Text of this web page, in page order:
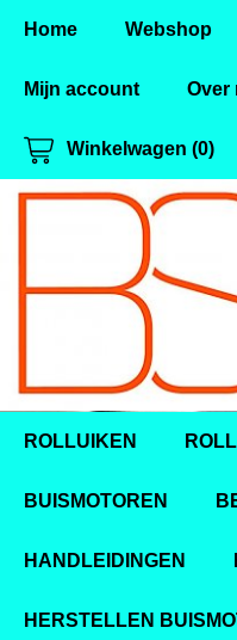
Home Webshop
Mijn account Over
Winkelwagen (0)
ROLLUIKEN
BUISMOTOREN
HANDLEIDINGEN
HERSTELLEN